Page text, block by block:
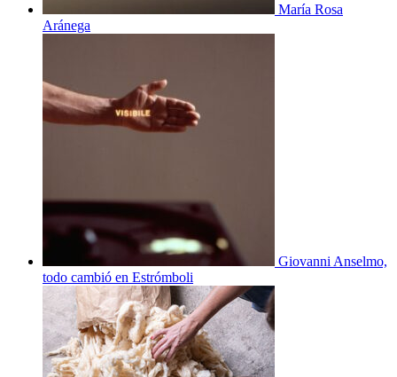
María Rosa
Aránega
Giovanni Anselmo,
todo cambió en Estrómboli